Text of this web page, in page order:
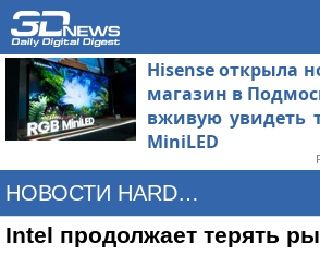
Hisense открыла
магазин в
вживую увидеть
MiniLED
НОВОСТИ HARDWARE
Intel продолжает терять